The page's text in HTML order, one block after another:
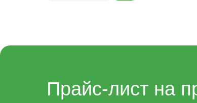
Прайс-лист на